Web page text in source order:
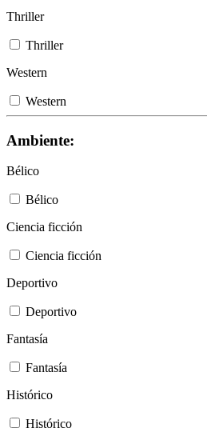
Thriller
Thriller
Western
Western
Ambiente:
Bélico
Bélico
Ciencia ficción
Ciencia ficción
Deportivo
Deportivo
Fantasía
Fantasía
Histórico
Histórico